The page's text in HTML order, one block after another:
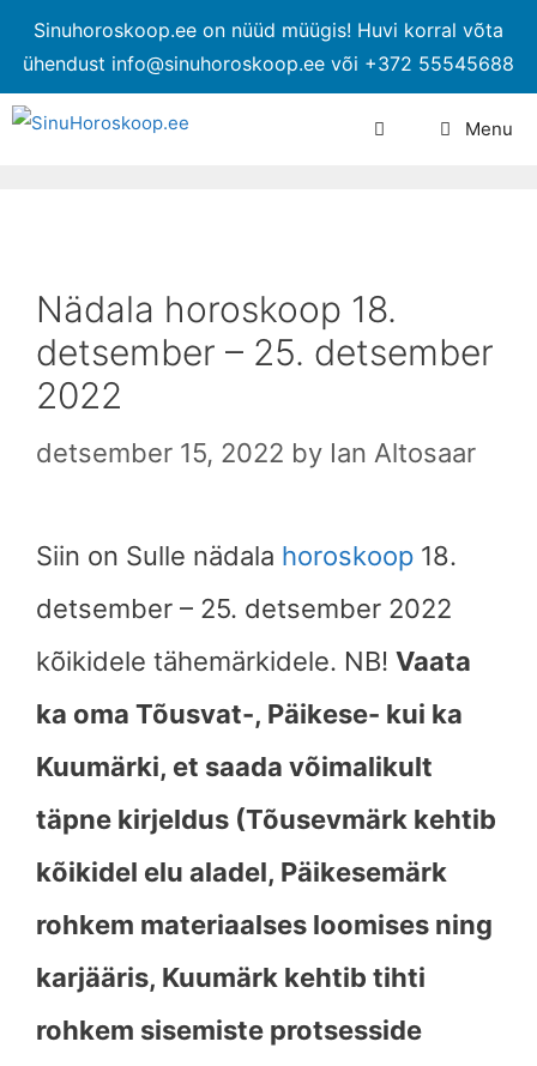
Sinuhoroskoop.ee on nüüd müügis! Huvi korral võta
ühendust info@sinuhoroskoop.ee või +372 55545688
Menu
Nädala horoskoop 18.
detsember – 25. detsember
2022
detsember 15, 2022 by Ian Altosaar
Siin on Sulle nädala horoskoop 18.
detsember – 25. detsember 2022
kõikidele tähemärkidele. NB! Vaata
ka oma Tõusvat-, Päikese- kui ka
Kuumärki, et saada võimalikult
täpne kirjeldus (Tõusevmärk kehtib
kõikidel elu aladel, Päikesemärk
rohkem materiaalses loomises ning
karjääris, Kuumärk kehtib tihti
rohkem sisemiste protsesside